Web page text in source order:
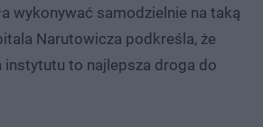
wykonywać samodzielnie na taką
Narutowicza podkreśla, że
to najlepsza droga do